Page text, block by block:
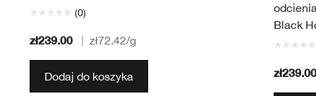
(0)
zł239.00 zł72.42/g
Dodaj do koszyka
Black
zł239.00